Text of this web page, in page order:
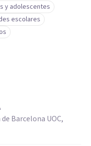
y adolescentes
escolares
Barcelona UOC,